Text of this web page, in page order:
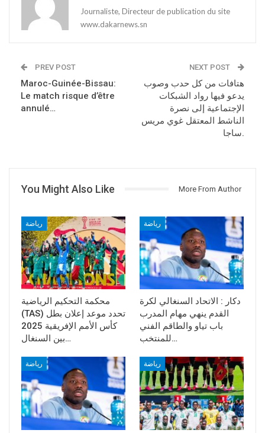
Journaliste, Directeur de publication du site
www.dakarnews.sn
PREV POST
Maroc-Guinée-Bissau:
Le match risque d’être
annulé…
NEXT POST
هتافات من كل حدب وصوب
يدعو فيها رواد الشبكات
الإجتماعية إلى نصرة
الناشط المعتقل غوي مريس
ساجا.
You Might Also Like More From Author
رياضة
محكمة التحكيم الرياضية
(TAS) تحدد موعد إعلان بطل
كأس الأمم الإفريقية 2025
بين السنغال…
رياضة
دكار : الاتحاد السنغالي لكرة
القدم ينهي مهام المدرب
باب تياو والطاقم الفني
للمنتخب…
رياضة رياضة